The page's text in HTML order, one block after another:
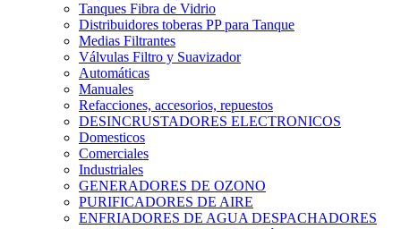
Tanques Fibra de Vidrio
Distribuidores toberas PP para Tanque
Medias Filtrantes
Válvulas Filtro y Suavizador
Automáticas
Manuales
Refacciones, accesorios, repuestos
DESINCRUSTADORES ELECTRONICOS
Domesticos
Comerciales
Industriales
GENERADORES DE OZONO
PURIFICADORES DE AIRE
ENFRIADORES DE AGUA DESPACHADORES